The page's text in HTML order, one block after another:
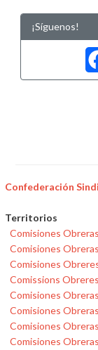
¡Síguenos!
Confederación
Territorios
Comisiones
Comisiones
Comisiones
Comissions
Comisiones
Comisiones
Comisiones
Comisiones